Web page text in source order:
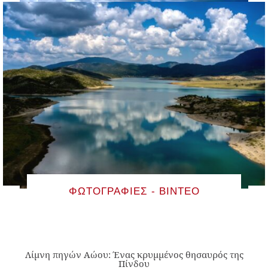
ΦΩΤΟΓΡΑΦΊΕΣ - ΒΊΝΤΕΟ
Λίμνη πηγών Αώου: Ένας κρυμμένος θησαυρός της
Πίνδου